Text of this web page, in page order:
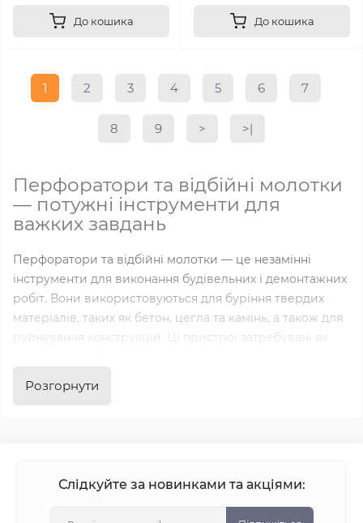
До кошика До кошика
1 2 3 4 5 6 7
8 9 > >|
Перфоратори та відбійні молотки
— потужні інструменти для
важких завдань
Перфоратори та відбійні молотки — це незамінні
інструменти для виконання будівельних і демонтажних
робіт. Вони використовуються для буріння твердих
матеріалів, таких як бетон, цегла та камінь, а також для
руйнування конструкцій. Ці пристрої затребувані як
Перфоратори та відбійні молотки мають широкий
спектр застосувань і вражаючі характеристики, які
Розгорнути
Слідкуйте за новинками та акціями: